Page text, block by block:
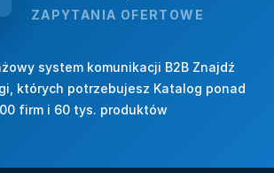
ZAPYTANIA OFERTOWE
system komunikacji B2B Znajdź
których potrzebujesz Katalog ponad
firm i 60 tys. produktów